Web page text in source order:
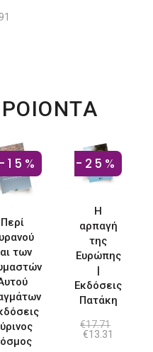
-15%
Περί
των
-25%
Η
αρπαγή
της
Ευρώπης
|
Εκδόσεις
Πατάκη
€17.71
Original
€13.31